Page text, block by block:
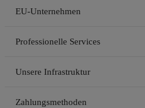
EU-Unternehmen
Professionelle Services
Unsere Infrastruktur
Zahlungsmethoden